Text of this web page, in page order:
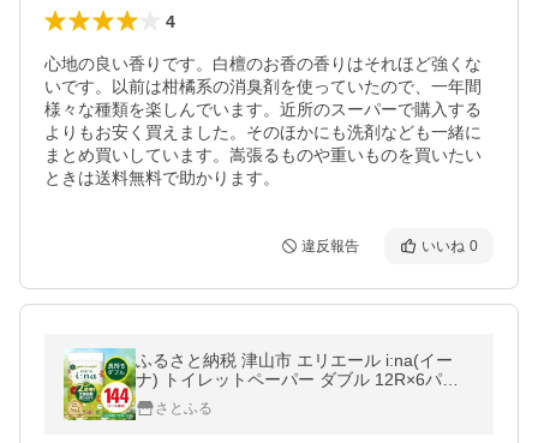
4
心地の良い香りです。白檀のお香の香りはそれほど強くな
いです。以前は柑橘系の消臭剤を使っていたので、一年間
様々な種類を楽しんでいます。近所のスーパーで購入する
よりもお安く買えました。そのほかにも洗剤なども一緒に
まとめ買いしています。嵩張るものや重いものを買いたい
ときは送料無料で助かります。
違反報告 いいね 0
ふるさと納税 津山市 エリエール i:na(イー
ナ) トイレットペーパー ダブル 12R×6パッ
ク(72個)
さとふる